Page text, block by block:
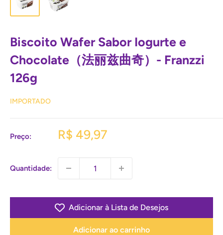
Biscoito Wafer Sabor Iogurte e
Chocolate（法丽兹曲奇）- Franzzi
126g
IMPORTADO
Preço:
Preço
R$ 49,97
Quantidade:
Adicionar à Lista de Desejos
Adicionar ao carrinho